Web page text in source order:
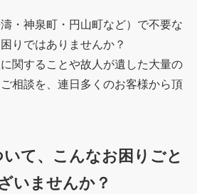
・神泉町・円山町など）で不要な
りではありませんか？
関することや故人が遺した大量の
相談を、連日多くのお客様から頂
て、こんなお困りごと
いませんか？